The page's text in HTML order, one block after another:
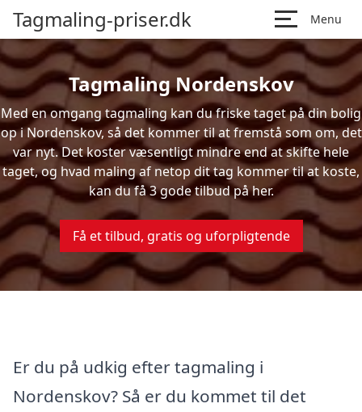
Tagmaling-priser.dk Menu
Tagmaling Nordenskov
Med en omgang tagmaling kan du friske taget på din bolig
op i Nordenskov, så det kommer til at fremstå som om, det
var nyt. Det koster væsentligt mindre end at skifte hele
taget, og hvad maling af netop dit tag kommer til at koste,
kan du få 3 gode tilbud på her.
Få et tilbud, gratis og uforpligtende
Er du på udkig efter tagmaling i
Nordenskov? Så er du kommet til det